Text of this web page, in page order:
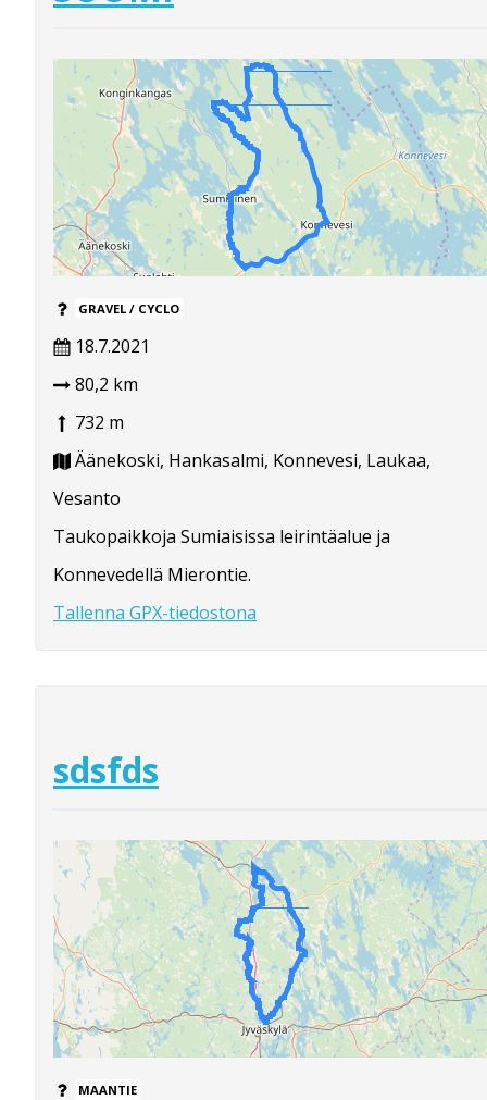
GRAVEL / CYCLO
18.7.2021
80,2 km
732 m
Äänekoski, Hankasalmi, Konnevesi, Laukaa,
Vesanto
Taukopaikkoja Sumiaisissa leirintäalue ja
Konnevedellä Mierontie.
Tallenna GPX-tiedostona
sdsfds
MAANTIE